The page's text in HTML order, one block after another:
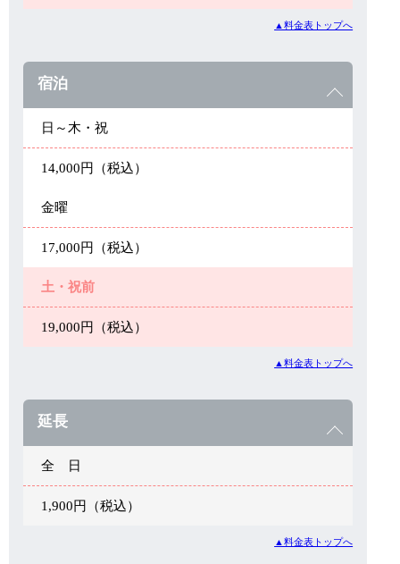
▲料金表トップへ
宿泊
日～木・祝
14,000円（税込）
金曜
17,000円（税込）
土・祝前
19,000円（税込）
▲料金表トップへ
延長
全 日
1,900円（税込）
▲料金表トップへ